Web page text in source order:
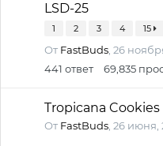
LSD-25
1 2 3 4 15
От FastBuds 26
441 ответ 69,835
Tropicana Cookies
От FastBuds 26 июня,